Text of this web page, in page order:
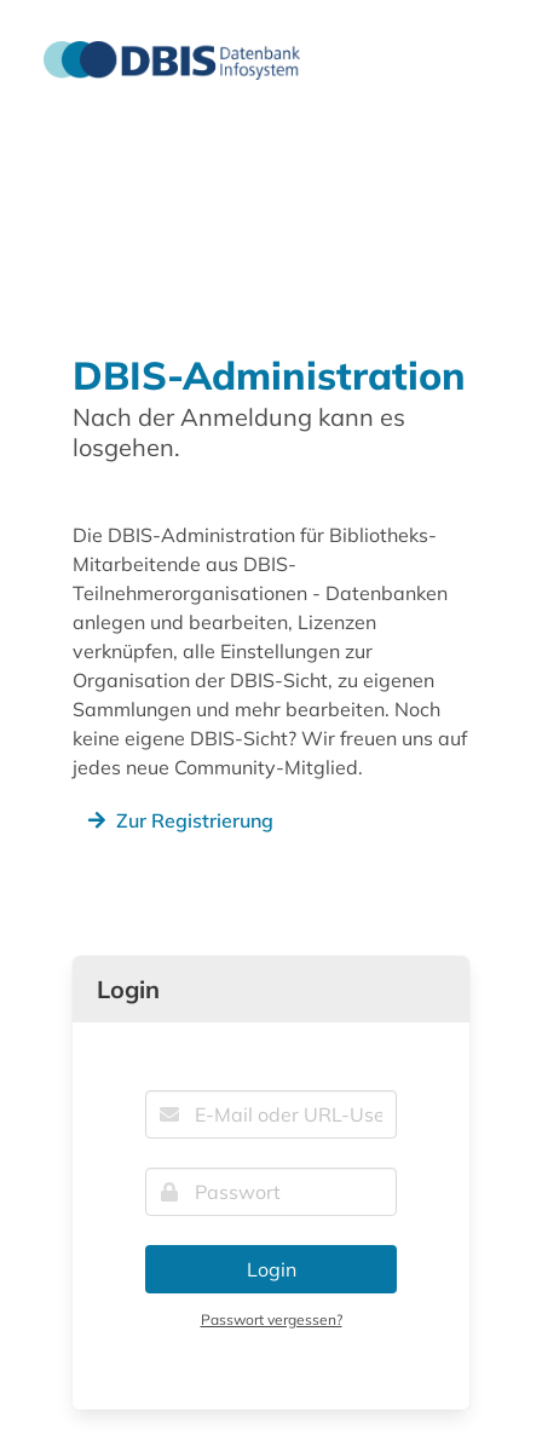
DBIS-Administration
Nach der Anmeldung kann es
losgehen.
Die DBIS-Administration für Bibliotheks-
Mitarbeitende aus DBIS-
Teilnehmerorganisationen - Datenbanken
anlegen und bearbeiten, Lizenzen
verknüpfen, alle Einstellungen zur
Organisation der DBIS-Sicht, zu eigenen
Sammlungen und mehr bearbeiten. Noch
keine eigene DBIS-Sicht? Wir freuen uns auf
jedes neue Community-Mitglied.
Zur Registrierung
Login
Login
Passwort vergessen?